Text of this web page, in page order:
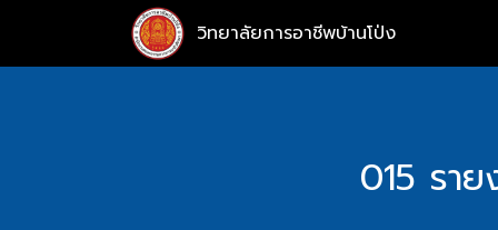
content
วิทยาลัยการอาชีพบ้านโป่ง
015 รา